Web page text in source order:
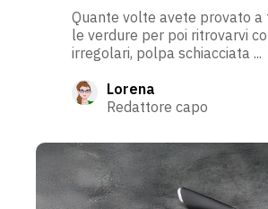
Quante volte avete provato a
le verdure per poi ritrovarvi
irregolari, polpa schiacciata ...
Lorena
Redattore capo